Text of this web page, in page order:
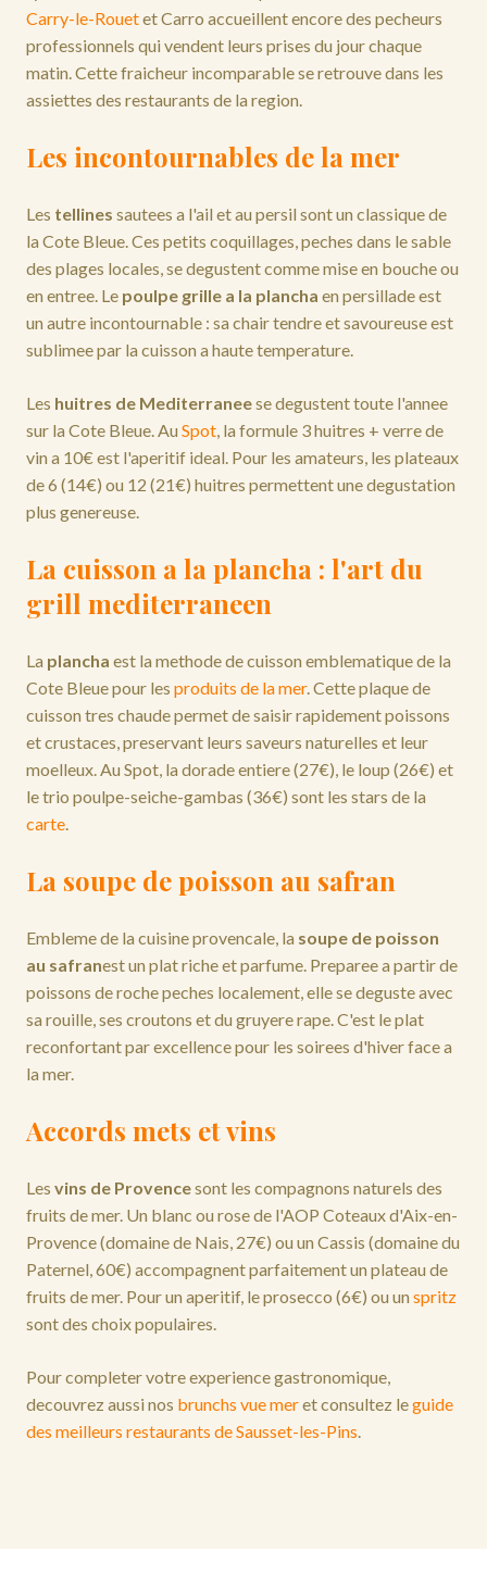
Carry-le-Rouetet Carro accueillent encore des pecheurs
professionnels qui vendent leurs prises du jour chaque
matin. Cette fraicheur incomparable se retrouve dans les
assiettes des restaurants de la region.
Les incontournables de la mer
Les tellines sautees a l'ail et au persil sont un classique de
la Cote Bleue. Ces petits coquillages, peches dans le sable
des plages locales, se degustent comme mise en bouche ou
en entree. Le poulpe grille a la plancha en persillade est
un autre incontournable : sa chair tendre et savoureuse est
sublimee par la cuisson a haute temperature.
Les huitres de Mediterraneese degustent toute l'annee
sur la Cote Bleue. AuSpot , la formule 3 huitres + verre de
vin a 10€ est l'aperitif ideal. Pour les amateurs, les plateaux
de 6 (14€) ou 12 (21€) huitres permettent une degustation
plus genereuse.
La cuisson a la plancha : l'art du
grill mediterraneen
La plancha est la methode de cuisson emblematique de la
Cote Bleue pour les produits de la mer. Cette plaque de
cuisson tres chaude permet de saisir rapidement poissons
et crustaces, preservant leurs saveurs naturelles et leur
moelleux. Au Spot, la dorade entiere (27€), le loup (26€) et
le trio poulpe-seiche-gambas (36€) sont les stars de la
carte
La soupe de poisson au safran
Embleme de la cuisine provencale, la soupe de poisson
au safranest un plat riche et parfume. Preparee a partir de
poissons de roche peches localement, elle se deguste avec
sa rouille, ses croutons et du gruyere rape. C'est le plat
reconfortant par excellence pour les soirees d'hiver face a
la mer.
Accords mets et vins
Les vins de Provencesont les compagnons naturels des
fruits de mer. Un blanc ou rose de l'AOP Coteaux d'Aix-en-
Provence (domaine de Nais, 27€) ou un Cassis (domaine du
Paternel, 60€) accompagnent parfaitement un plateau de
fruits de mer. Pour un aperitif, le prosecco (6€) ou unspritz
sont des choix populaires.
Pour completer votre experience gastronomique,
decouvrez aussi nos brunchs vue meret consultez leguide
des meilleurs restaurants de Sausset-les-Pins